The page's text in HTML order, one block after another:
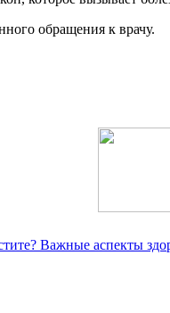
обращения к врачу.
Важные аспекты